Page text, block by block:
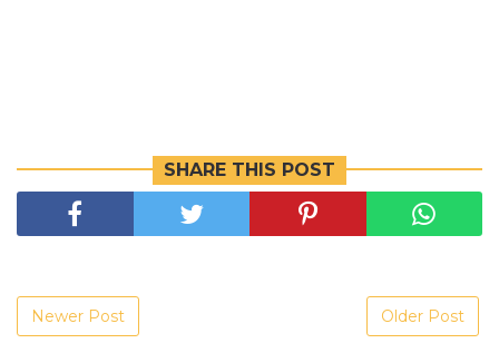
SHARE THIS POST
Newer Post Older Post